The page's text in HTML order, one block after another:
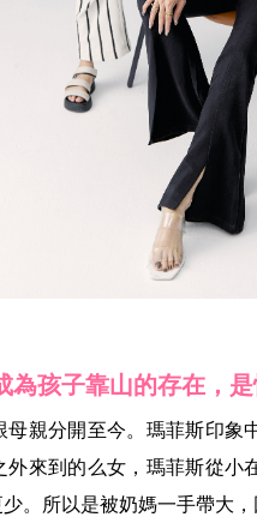
為孩子靠山的存在，是
親分開至今。瑪菲斯印象
外來到的么女，瑪菲斯從
。所以是被奶媽一手帶大，